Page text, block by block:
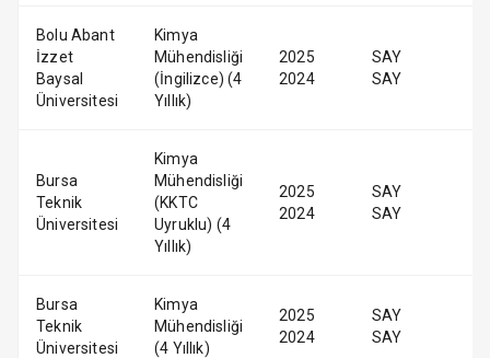
Bolu Abant
İzzet
Baysal
Üniversitesi
Kimya
Mühendisliği
(İngilizce) (4
Yıllık)
2025
2024
SAY
SAY
Bursa
Teknik
Üniversitesi
Kimya
Mühendisliği
(KKTC
Uyruklu) (4
Yıllık)
2025
2024
SAY
SAY
Bursa
Teknik
Üniversitesi
Kimya
Mühendisliği
(4 Yıllık)
2025
2024
SAY
SAY